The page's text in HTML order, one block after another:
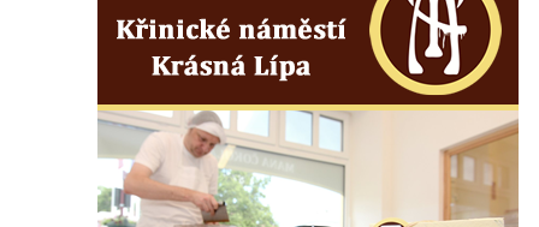
Pomník obětem bombardování 8. 5. 1945 v
ulici U Plovárny ve Frýdlantu
Pamětní deska Rumburské vzpoury na
Základní škole Tyršova v Rumburku
Socha Nepokořený v parku Rumburské
vzpoury v Rumburku